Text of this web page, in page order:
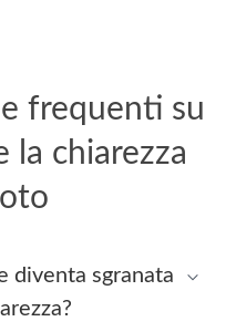
frequenti su
la chiarezza
diventa sgranata